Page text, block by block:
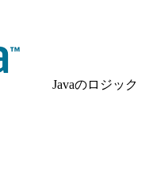
Javaのロジック